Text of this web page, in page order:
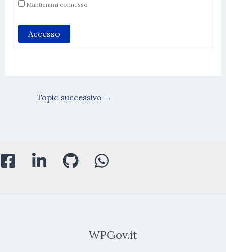
Mantienimi connesso
Accesso
Topic successivo →
WPGov.it